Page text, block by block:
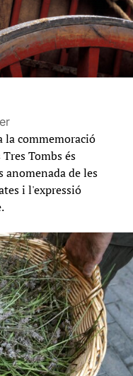
la commemoració
Tombs és
anomenada de les
i l'expressió